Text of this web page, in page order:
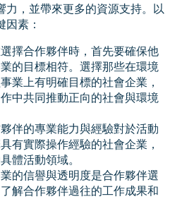
力，並帶來更多的資源支持。以
素：
擇合作夥伴時，首先要確保他
的目標相符。選擇那些在環境
業上有明確目標的社會企業，
中共同推動正向的社會與環境
伴的專業能力與經驗對於活動
有實際操作經驗的社會企業，
體活動領域。
的信譽與透明度是合作夥伴選
解合作夥伴過往的工作成果和